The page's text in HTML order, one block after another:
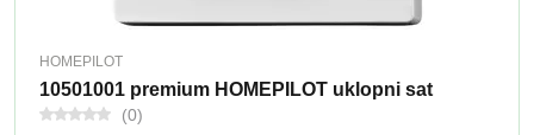
HOMEPILOT
10501001 premium HOMEPILOT uklopni sat
(0)